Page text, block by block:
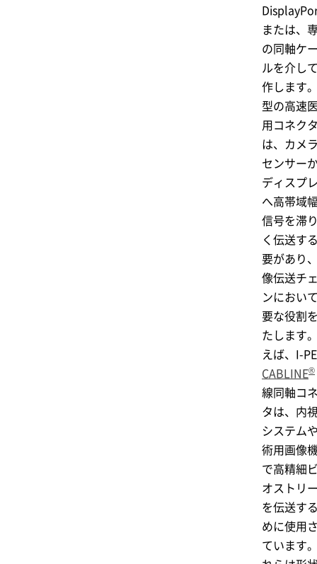
または、
の同軸ケ
ルを介し
作します
型の高速
用コネク
は、カメ
センサー
ディスプ
へ高帯域
信号を滞
く伝送す
要があり
像伝送チ
ンにおい
要な役割
たします
えば、 I-
CABLINE®
線同軸コ
タは、内
システム
術用画像
で高精細
オストリ
を伝送す
めに使用
ています